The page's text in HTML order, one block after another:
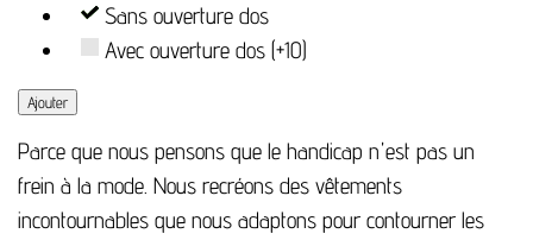
Sans ouverture dos
Avec ouverture dos (+10)
Ajouter
Parce que nous pensons que le handicap n'est pas un
frein à la mode. Nous recréons des vêtements
incontournables que nous adaptons pour contourner les